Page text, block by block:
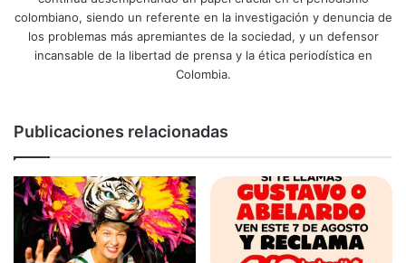
colombiano, siendo un referente en la investigación y denuncia de
los problemas más apremiantes de la sociedad, y un defensor
incansable de la libertad de prensa y la ética periodística en
Colombia.
Publicaciones relacionadas